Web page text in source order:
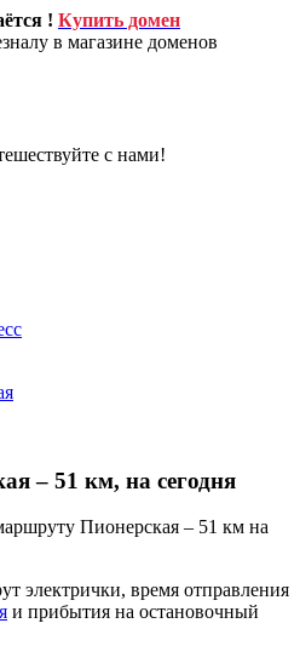
! Купить домен
в магазине доменов
с нами!
– 51 км, на сегодня
Пионерская – 51 км на
электрички, время отправления
и прибытия на остановочный